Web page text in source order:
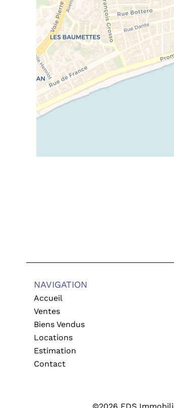
NAVIGATION
Accueil
Ventes
Biens Vendus
Locations
Estimation
Contact
©2026 FDS